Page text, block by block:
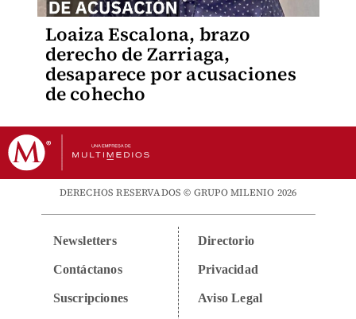
Loaiza Escalona, brazo
derecho de Zarriaga,
desaparece por acusaciones
de cohecho
DERECHOS RESERVADOS © GRUPO MILENIO 2026
Newsletters
Contáctanos
Suscripciones
Directorio
Privacidad
Aviso Legal